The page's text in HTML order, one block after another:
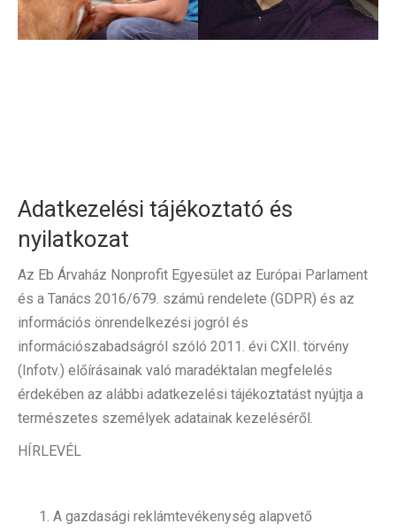
Adatkezelési tájékoztató és
nyilatkozat
Az Eb Árvaház Nonprofit Egyesület az Európai Parlament
és a Tanács 2016/679. számú rendelete (GDPR) és az
információs önrendelkezési jogról és
információszabadságról szóló 2011. évi CXII. törvény
(Infotv.) előírásainak való maradéktalan megfelelés
érdekében az alábbi adatkezelési tájékoztatást nyújtja a
természetes személyek adatainak kezeléséről.
HÍRLEVÉL
A gazdasági reklámtevékenység alapvető